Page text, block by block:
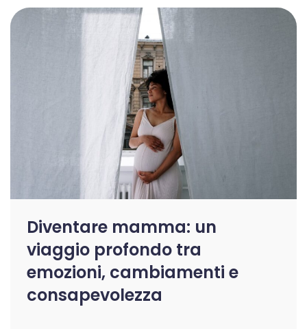
Diventare mamma: un
viaggio profondo tra
emozioni, cambiamenti e
consapevolezza